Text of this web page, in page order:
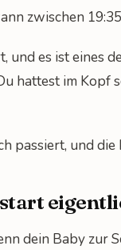
zwischen
und es ist eines
hattest im Kopf
passiert, und
dein Baby zur